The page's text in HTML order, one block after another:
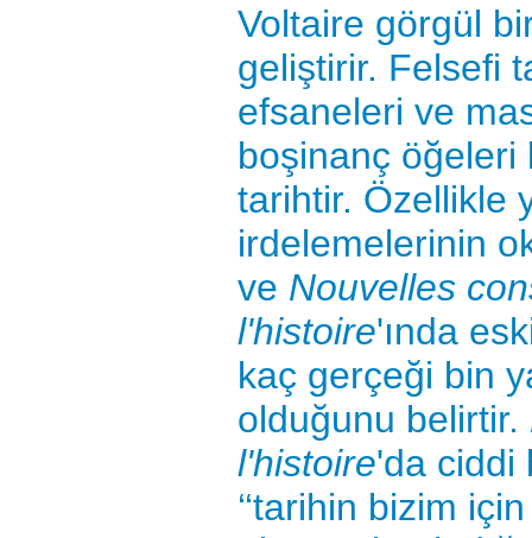
Voltaire görgül
geliştirir. Felsefi
efsaneleri ve
boşinanç
tarihtir. Özellikle
irdelemelerinin
ve Nouvelles
l'histoire'ında
kaç gerçeği bin
olduğunu belirtir.
l'histoire'da ciddi
‘‘tarihin bizim